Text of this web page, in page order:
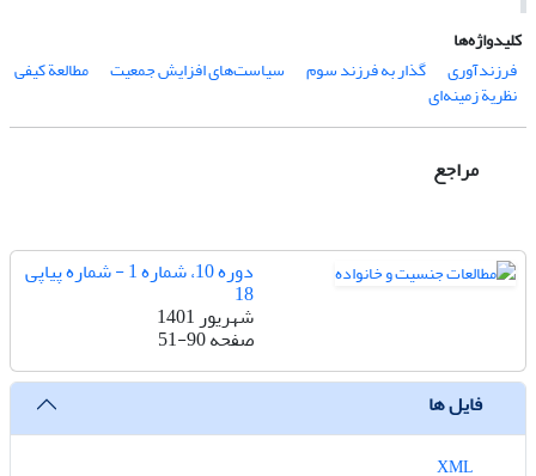
کلیدواژه‌ها
فرزندآوری
گذار به فرزند سوم سیاست‌های افزایش جمعیت مطالعة کیفی
نظریة زمینه‌ای
مراجع
دوره 10، شماره 1 - شماره پیاپی
18
شهریور 1401
صفحه51-90
فایل ها